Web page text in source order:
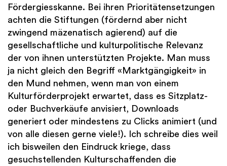
Fördergiesskanne. Bei ihren Prioritätensetzungen
achten die Stiftungen (fördernd aber nicht
zwingend mäzenatisch agierend) auf die
gesellschaftliche und kulturpolitische Relevanz
der von ihnen unterstützten Projekte. Man muss
ja nicht gleich den Begriff «Marktgängigkeit» in
den Mund nehmen, wenn man von einem
Kulturförderprojekt erwartet, dass es Sitzplatz-
oder Buchverkäufe anvisiert, Downloads
generiert oder mindestens zu Clicks animiert (und
von alle diesen gerne viele!). Ich schreibe dies weil
ich bisweilen den Eindruck kriege, dass
gesuchstellenden Kulturschaffenden die